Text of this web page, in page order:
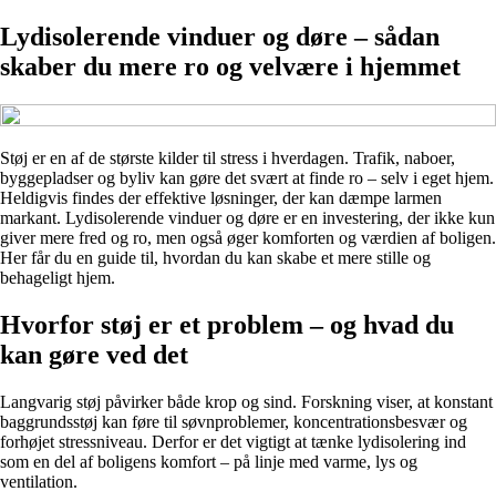
Lydisolerende vinduer og døre – sådan
skaber du mere ro og velvære i hjemmet
Støj er en af de største kilder til stress i hverdagen. Trafik, naboer,
byggepladser og byliv kan gøre det svært at finde ro – selv i eget hjem.
Heldigvis findes der effektive løsninger, der kan dæmpe larmen
markant. Lydisolerende vinduer og døre er en investering, der ikke kun
giver mere fred og ro, men også øger komforten og værdien af boligen.
Her får du en guide til, hvordan du kan skabe et mere stille og
behageligt hjem.
Hvorfor støj er et problem – og hvad du
kan gøre ved det
Langvarig støj påvirker både krop og sind. Forskning viser, at konstant
baggrundsstøj kan føre til søvnproblemer, koncentrationsbesvær og
forhøjet stressniveau. Derfor er det vigtigt at tænke lydisolering ind
som en del af boligens komfort – på linje med varme, lys og
ventilation.